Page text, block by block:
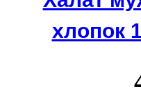
хлопок